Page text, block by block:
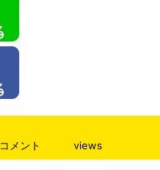
コメント views